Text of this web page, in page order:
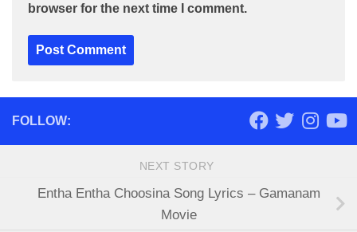
browser for the next time I comment.
FOLLOW:
NEXT STORY
Entha Entha Choosina Song Lyrics – Gamanam
Movie